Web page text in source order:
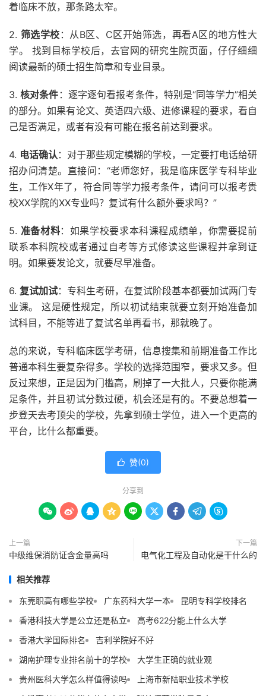
着临床不放，那条路太窄。
2. 筛选学校 ：从B区、C区开始筛选，再看A区的地方性大
学。 找到目标学校后，去官网的研究生院页面，仔仔细细
阅读最新的硕士招生简章和专业目录。
3.核对条件 ：逐字逐句看报考条件，特别是“同等学力”相关
的部分。如果有论文、英语四六级、进修课程的要求，看自
己是否满足，或者有没有可能在报名前达到要求。
4. 电话确认：对于那些规定模糊的学校，一定要打电话给研
招办问清楚。直接问：“老师您好，我是临床医学专科毕业
生，工作X年了，符合同等学力报考条件，请问可以报考贵
校XX学院的XX专业吗？复试有什么额外要求吗？”
5. 准备材料：如果学校要求本科课程成绩单，你需要提前
联系本科院校或者通过自考等方式修读这些课程并拿到证
明。如果要发论文，就要尽早准备。
6. 复试加试：专科生考研，在复试阶段基本都要加试两门专
业课。 这是硬性规定，所以初试结束就要立刻开始准备加
试科目，不能等进了复试名单再看书，那就晚了。
总的来说，专科临床医学考研，信息搜集和前期准备工作比
普通本科生要复杂得多。学校的选择范围窄，要求又多。但
反过来想，正是因为门槛高，刷掉了一大批人，只要你能满
足条件，并且初试分数过硬，机会还是有的。不要总想着一
步登天去考顶尖的学校，先拿到硕士学位，进入一个更高的
平台，比什么都重要。
 赞(0)
分享到
        
上一篇
中级维保消防证含金量高吗
下一篇
电气化工程及自动化是干什么的
相关推荐
东莞职高有哪些学校 广东药科大学一本
昆明专科学校排名
香港科技大学是公立还是私立
高考622分能上什么大学
香港大学国际排名
吉利学院好不好
湖南护理专业排名前十的学校
大学生正确的就业观
贵州医科大学怎么样值得读吗
上海市新陆职业技术学校